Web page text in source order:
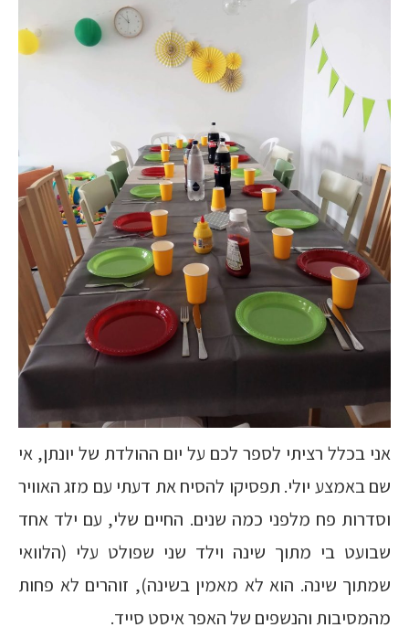
אני בכלל רציתי לספר לכם על יום ההולדת של יונתן, אי
שם באמצע יולי. תפסיקו להסיח את דעתי עם מזג האוויר
וסדרות פח מלפני כמה שנים. החיים שלי, עם ילד אחד
שבועט בי מתוך שינה וילד שני שפולט עלי (הלוואי
שמתוך שינה. הוא לא מאמין בשינה), זוהרים לא פחות
מהמסיבות והנשפים של האפר איסט סייד.